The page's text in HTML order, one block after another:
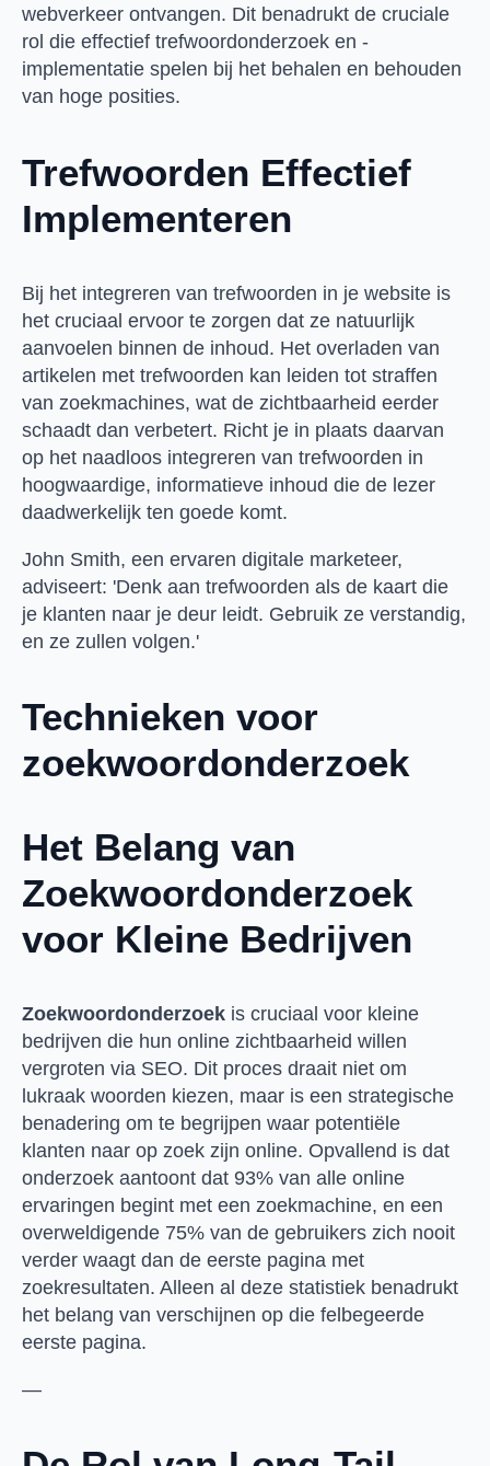
webverkeer ontvangen. Dit benadrukt de cruciale
rol die effectief trefwoordonderzoek en -
implementatie spelen bij het behalen en behouden
van hoge posities.
Trefwoorden Effectief
Implementeren
Bij het integreren van trefwoorden in je website is
het cruciaal ervoor te zorgen dat ze natuurlijk
aanvoelen binnen de inhoud. Het overladen van
artikelen met trefwoorden kan leiden tot straffen
van zoekmachines, wat de zichtbaarheid eerder
schaadt dan verbetert. Richt je in plaats daarvan
op het naadloos integreren van trefwoorden in
hoogwaardige, informatieve inhoud die de lezer
daadwerkelijk ten goede komt.
John Smith, een ervaren digitale marketeer,
adviseert: 'Denk aan trefwoorden als de kaart die
je klanten naar je deur leidt. Gebruik ze verstandig,
en ze zullen volgen.'
Technieken voor
zoekwoordonderzoek
Het Belang van
Zoekwoordonderzoek
voor Kleine Bedrijven
Zoekwoordonderzoek is cruciaal voor kleine
bedrijven die hun online zichtbaarheid willen
vergroten via SEO. Dit proces draait niet om
lukraak woorden kiezen, maar is een strategische
benadering om te begrijpen waar potentiële
klanten naar op zoek zijn online. Opvallend is dat
onderzoek aantoont dat 93% van alle online
ervaringen begint met een zoekmachine, en een
overweldigende 75% van de gebruikers zich nooit
verder waagt dan de eerste pagina met
zoekresultaten. Alleen al deze statistiek benadrukt
het belang van verschijnen op die felbegeerde
eerste pagina.
—